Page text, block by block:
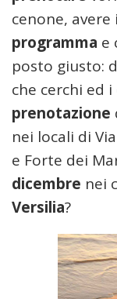
cenone,
programma e
posto giusto:
che cerchi ed i
prenotazione
nei locali di
e Forte dei
dicembre nei
Versilia?